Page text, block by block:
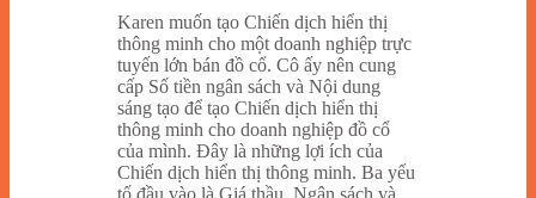
Karen muốn tạo Chiến dịch hiển thị
thông minh cho một doanh nghiệp trực
tuyến lớn bán đồ cổ. Cô ấy nên cung
cấp Số tiền ngân sách và Nội dung
sáng tạo để tạo Chiến dịch hiển thị
thông minh cho doanh nghiệp đồ cổ
của mình. Đây là những lợi ích của
Chiến dịch hiển thị thông minh. Ba yếu
tố đầu vào là Giá thầu, Ngân sách và